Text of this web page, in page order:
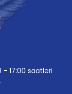
- 17:00 saatleri